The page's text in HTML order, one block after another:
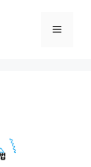
메